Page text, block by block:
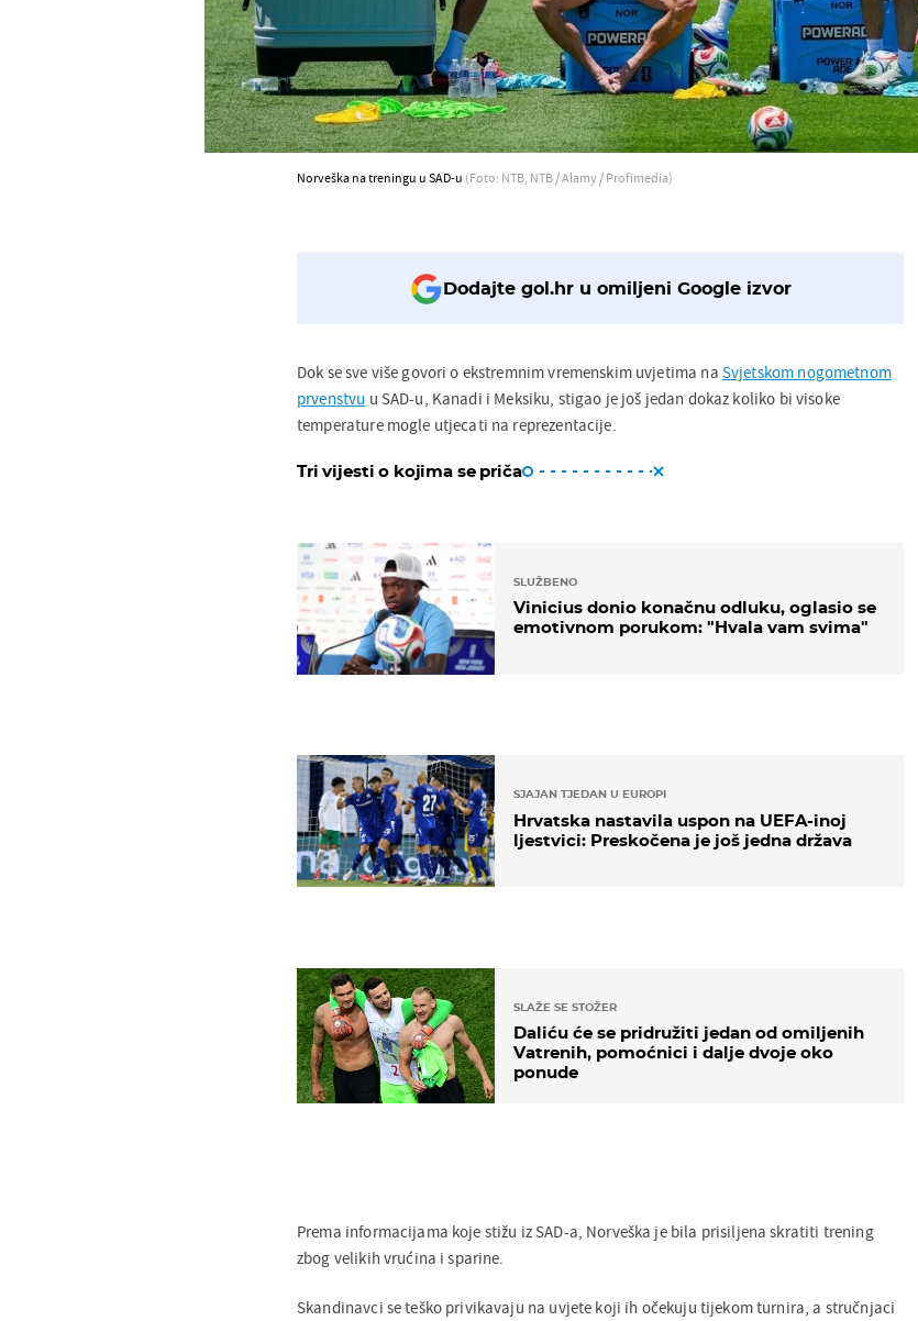
Norveška na treningu u SAD-u (Foto: NTB, NTB / Alamy / Profimedia)
Dodajte gol.hr u omiljeni Google izvor
Dok se sve više govori o ekstremnim vremenskim uvjetima na Svjetskom nogometnom
prvenstvu u SAD-u, Kanadi i Meksiku, stigao je još jedan dokaz koliko bi visoke
temperature mogle utjecati na reprezentacije.
Tri vijesti o kojima se priča
SLUŽBENO
Vinicius donio konačnu odluku, oglasio se
emotivnom porukom: "Hvala vam svima"
SJAJAN TJEDAN U EUROPI
Hrvatska nastavila uspon na UEFA-inoj
ljestvici: Preskočena je još jedna država
SLAŽE SE STOŽER
Daliću će se pridružiti jedan od omiljenih
Vatrenih, pomoćnici i dalje dvoje oko
ponude
Prema informacijama koje stižu iz SAD-a, Norveška je bila prisiljena skratiti trening
zbog velikih vrućina i sparine.
Skandinavci se teško privikavaju na uvjete koji ih očekuju tijekom turnira, a stručnjaci